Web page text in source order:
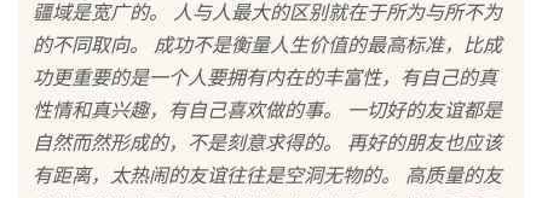
疆域是宽广的。 人与人最大的区别就在于所为与所不为
的不同取向。 成功不是衡量人生价值的最高标准，比成
功更重要的是一个人要拥有内在的丰富性，有自己的真
性情和真兴趣，有自己喜欢做的事。 一切好的友谊都是
自然而然形成的，不是刻意求得的。 再好的朋友也应该
有距离，太热闹的友谊往往是空洞无物的。 高质量的友